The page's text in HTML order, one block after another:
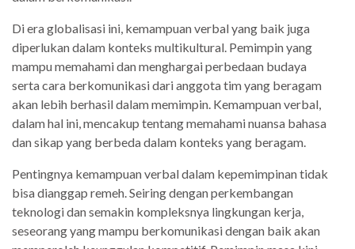
Di era globalisasi ini, kemampuan verbal yang baik juga
diperlukan dalam konteks multikultural. Pemimpin yang
mampu memahami dan menghargai perbedaan budaya
serta cara berkomunikasi dari anggota tim yang beragam
akan lebih berhasil dalam memimpin. Kemampuan verbal,
dalam hal ini, mencakup tentang memahami nuansa bahasa
dan sikap yang berbeda dalam konteks yang beragam.
Pentingnya kemampuan verbal dalam kepemimpinan tidak
bisa dianggap remeh. Seiring dengan perkembangan
teknologi dan semakin kompleksnya lingkungan kerja,
seseorang yang mampu berkomunikasi dengan baik akan